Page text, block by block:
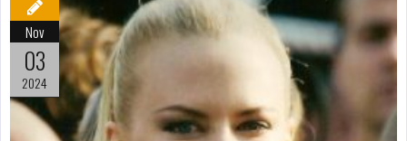
Ochii statuii
Fecioarei
sângerează
Nov
03
2024